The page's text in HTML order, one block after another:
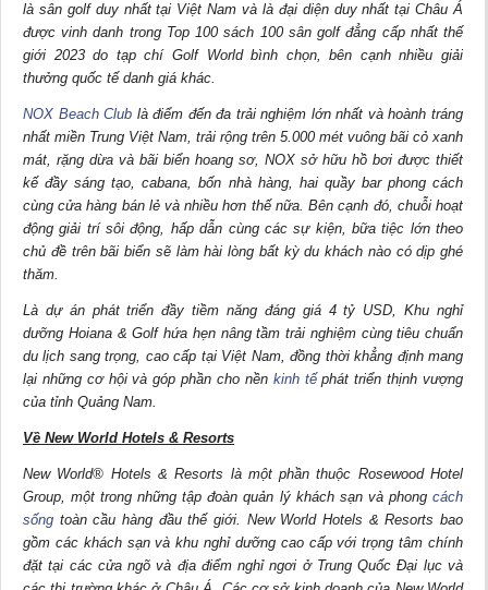
là sân golf duy nhất tại Việt Nam và là đại diện duy nhất tại Châu Á
được vinh danh trong Top 100 sách 100 sân golf đẳng cấp nhất thế
giới 2023 do tạp chí Golf World bình chọn, bên cạnh nhiều giải
thưởng quốc tế danh giá khác.
NOX Beach Club là điểm đến đa trải nghiệm lớn nhất và hoành tráng
nhất miền Trung Việt Nam, trải rộng trên 5.000 mét vuông bãi cỏ xanh
mát, rặng dừa và bãi biển hoang sơ, NOX sở hữu hồ bơi được thiết
kế đầy sáng tạo, cabana, bốn nhà hàng, hai quầy bar phong cách
cùng cửa hàng bán lẻ và nhiều hơn thế nữa. Bên cạnh đó, chuỗi hoạt
động giải trí sôi động, hấp dẫn cùng các sự kiện, bữa tiệc lớn theo
chủ đề trên bãi biển sẽ làm hài lòng bất kỳ du khách nào có dịp ghé
thăm.
Là dự án phát triển đầy tiềm năng đáng giá 4 tỷ USD, Khu nghỉ
dưỡng Hoiana & Golf hứa hẹn nâng tầm trải nghiệm cùng tiêu chuẩn
du lịch sang trọng, cao cấp tại Việt Nam, đồng thời khẳng định mang
lại những cơ hội và góp phần cho nền kinh tếphát triển thịnh vượng
của tỉnh Quảng Nam.
Về New World Hotels & Resorts
New World® Hotels & Resorts là một phần thuộc Rosewood Hotel
Group, một trong những tập đoàn quản lý khách sạn và phong cách
sống toàn cầu hàng đầu thế giới. New World Hotels & Resorts bao
gồm các khách sạn và khu nghỉ dưỡng cao cấp với trọng tâm chính
đặt tại các cửa ngõ và địa điểm nghỉ ngơi ở Trung Quốc Đại lục và